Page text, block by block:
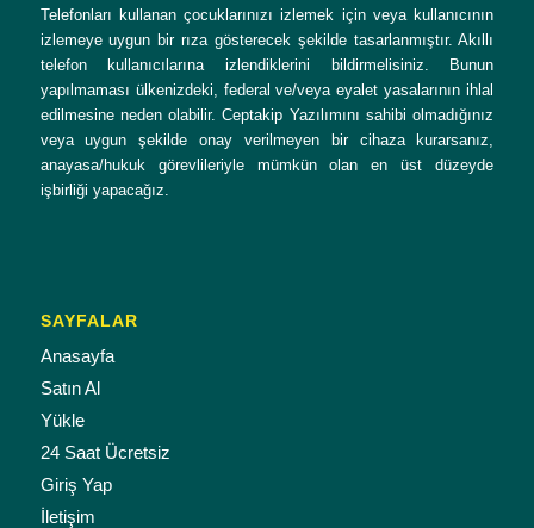
Telefonları kullanan çocuklarınızı izlemek için veya kullanıcının
izlemeye uygun bir rıza gösterecek şekilde tasarlanmıştır. Akıllı
telefon kullanıcılarına izlendiklerini bildirmelisiniz. Bunun
yapılmaması ülkenizdeki, federal ve/veya eyalet yasalarının ihlal
edilmesine neden olabilir. Ceptakip Yazılımını sahibi olmadığınız
veya uygun şekilde onay verilmeyen bir cihaza kurarsanız,
anayasa/hukuk görevlileriyle mümkün olan en üst düzeyde
işbirliği yapacağız.
SAYFALAR
Anasayfa
Satın Al
Yükle
24 Saat Ücretsiz
Giriş Yap
İletişim